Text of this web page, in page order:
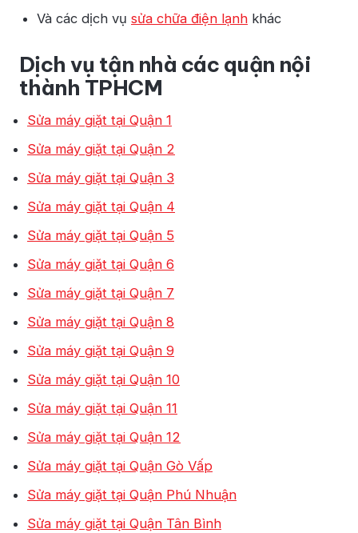
Và các dịch vụ sửa chữa điện lạnh khác
Dịch vụ tận nhà các quận nội
thành TPHCM
Sửa máy giặt tại Quận 1
Sửa máy giặt tại Quận 2
Sửa máy giặt tại Quận 3
Sửa máy giặt tại Quận 4
Sửa máy giặt tại Quận 5
Sửa máy giặt tại Quận 6
Sửa máy giặt tại Quận 7
Sửa máy giặt tại Quận 8
Sửa máy giặt tại Quận 9
Sửa máy giặt tại Quận 10
Sửa máy giặt tại Quận 11
Sửa máy giặt tại Quận 12
Sửa máy giặt tại Quận Gò Vấp
Sửa máy giặt tại Quận Phú Nhuận
Sửa máy giặt tại Quận Tân Bình